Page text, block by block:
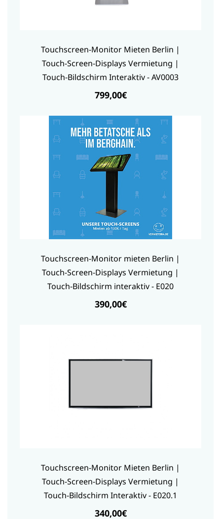
Touchscreen-Monitor Mieten Berlin |
Touch-Screen-Displays Vermietung |
Touch-Bildschirm Interaktiv - AV0003
799,00€
Touchscreen-Monitor mieten Berlin |
Touch-Screen-Displays Vermietung |
Touch-Bildschirm interaktiv - E020
390,00€
Touchscreen-Monitor Mieten Berlin |
Touch-Screen-Displays Vermietung |
Touch-Bildschirm Interaktiv - E020.1
340,00€